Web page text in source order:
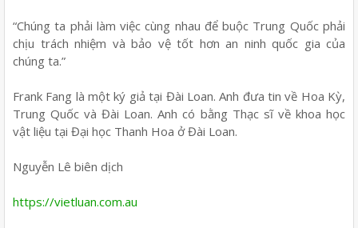
“Chúng ta phải làm việc cùng nhau để buộc Trung Quốc phải
chịu trách nhiệm và bảo vệ tốt hơn an ninh quốc gia của
chúng ta.”
Frank Fang là một ký giả tại Đài Loan. Anh đưa tin về Hoa Kỳ,
Trung Quốc và Đài Loan. Anh có bằng Thạc sĩ về khoa học
vật liệu tại Đại học Thanh Hoa ở Đài Loan.
Nguyễn Lê biên dịch
https://vietluan.com.au